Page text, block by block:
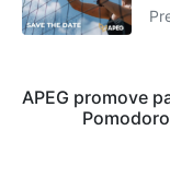
APEG promove